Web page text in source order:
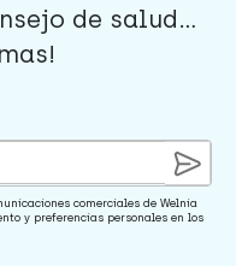
de salud...
comerciales de Welnia
y preferencias personales en los